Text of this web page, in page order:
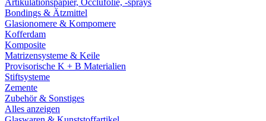
Artikulationspapier, Occlufolie, -sprays
Bondings & Ätzmittel
Glasionomere & Kompomere
Kofferdam
Komposite
Matrizensysteme & Keile
Provisorische K + B Materialien
Stiftsysteme
Zemente
Zubehör & Sonstiges
Alles anzeigen